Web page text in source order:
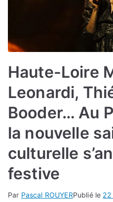
Haute-Loire
Leonardi,
Booder… Au
la nouvelle
culturelle
festive
Par Pascal ROUYERPublié le 22